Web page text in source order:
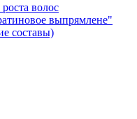
волос
выпрямлене"
составы)